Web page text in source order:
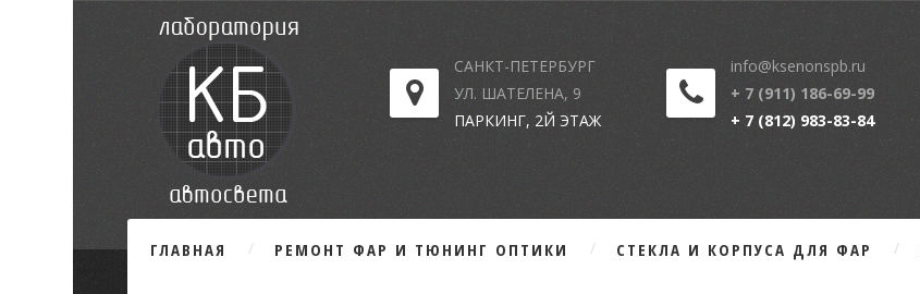
САНКТ-ПЕТЕРБУРГ
УЛ. ШАТЕЛЕНА, 9
ПАРКИНГ, 2Й ЭТАЖ
info@ksenonspb.ru
+ 7 (911) 186-69-99
+ 7 (812) 983-83-84
ГЛАВНАЯ РЕМОНТ ФАР И ТЮНИНГ ОПТИКИ СТЕКЛА И КОРПУСА ДЛЯ ФАР